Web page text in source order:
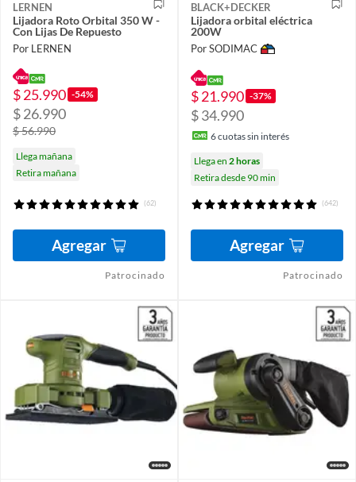
LERNEN
Lijadora Roto Orbital 350 W -
Con Lijas De Repuesto
Por LERNEN
$ 25.990 -54%
$ 26.990
$ 56.990
Llega mañana
Retira mañana
(62)
Agregar
Patrocinado
BLACK+DECKER
Lijadora orbital eléctrica
200W
Por SODIMAC
$ 21.990 -37%
$ 34.990
6cuotas sin interés
Llega en 2 horas
Retira desde 90 min
(642)
Agregar
Patrocinado